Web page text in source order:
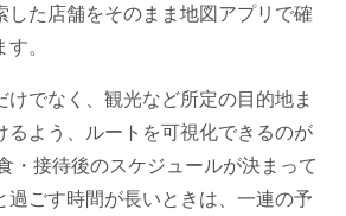
した店舗をそのまま地図アプリで確
。
けでなく、観光など所定の目的地ま
るよう、ルートを可視化できるのが
・接待後のスケジュールが決まって
過ごす時間が長いときは、一連の予